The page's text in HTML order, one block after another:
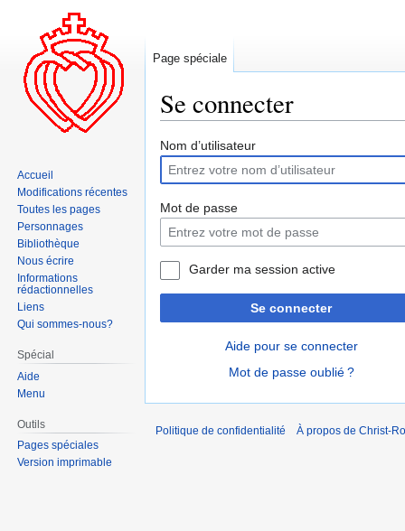
Se connecter
Aller
la
navigation
Aller
la
recherche
Nom d’utilisateur
Mot de passe
Garder ma session active
Se connecter
Aide pour se connecter
Mot de passe oublié ?
Page spéciale
Accueil
Modifications récentes
Toutes les pages
Personnages
Bibliothèque
Nous écrire
Informations
rédactionnelles
Liens
Qui sommes-nous?
Spécial
Aide
Menu
Outils
Pages spéciales
Version imprimable
Politique de confidentialité À propos de Christ-